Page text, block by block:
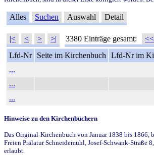
Alles Suchen Auswahl Detail
|< < > >| 3380 Einträge gesamt: <<
Lfd-Nr
Seite im Kirchenbuch Lfd-Nr im
...
...
...
Hinweise zu den Kirchenbüchern
Das Original-Kirchenbuch von Januar 1838 bis
Freien Prälatur Schneidemühl, Josef-Schwank-Straße
erlaubt.